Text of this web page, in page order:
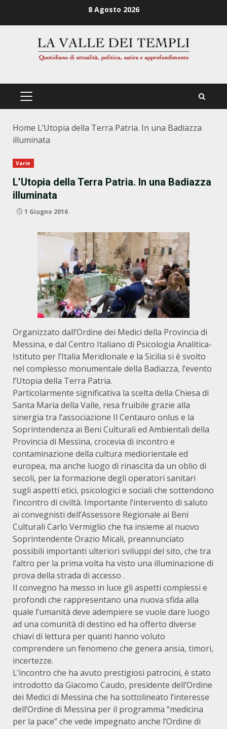
8 Agosto 2026
PRIMÄRES
Home L’Utopia della Terra Patria. In una Badiazza
illuminata
Varie
L’Utopia della Terra Patria. In una Badiazza
illuminata
1 Giugno 2016
Organizzato dall’Ordine dei Medici della Provincia di
Messina, e dal Centro Italiano di Psicologia Analitica-
Istituto per l’Italia Meridionale e la Sicilia si è svolto
nel complesso monumentale della Badiazza, l’evento
l’Utopia della Terra Patria.
Particolarmente significativa la scelta della Chiesa di
Santa Maria della Valle, resa fruibile grazie alla
sinergia tra l’associazione Il Centauro onlus e la
Soprintendenza ai Beni Culturali ed Ambientali della
Provincia di Messina, crocevia di incontro e
contaminazione della cultura mediorientale ed
europea, ma anche luogo di rinascita da un oblio di
secoli, per la formazione degli operatori sanitari
sugli aspetti etici, psicologici e sociali che sottendono
l’incontro di civiltà. Importante l’intervento di saluto
ai convegnisti dell’Assessore Regionale ai Beni
Culturali Carlo Vermiglio che ha insieme al nuovo
Soprintendente Orazio Micali, preannunciato
possibili importanti ulteriori sviluppi del sito, che tra
l’altro per la prima volta ha visto una illuminazione di
prova della strada di accesso .
Il convegno ha messo in luce gli aspetti complessi e
profondi che rappresentano una nuova sfida alla
quale l’umanità deve adempiere se vuole dare luogo
ad una comunità di destino ed ha offerto diverse
chiavi di lettura per quanti hanno voluto
comprendere un fenomeno che genera ansia, timori,
incertezze.
L’incontro che ha avuto prestigiosi patrocini, è stato
introdotto da Giacomo Caudo, presidente dell’Ordine
dei Medici di Messina che ha sottolineato l’interesse
dell’Ordine di Messina per il programma “medicina
per la pace” che vede impegnato anche l’Ordine di